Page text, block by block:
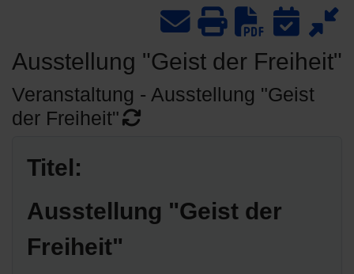
Ausstellung "Geist der Freiheit"
Veranstaltung - Ausstellung "Geist
der Freiheit"
Titel:
Ausstellung "Geist der
Freiheit"